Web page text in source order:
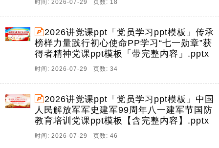
时间: 2026-07-29 页数: 18
2026讲党课ppt「党员学习ppt模板」传承
榜样力量践行初心使命PP学习“七一勋章”获
得者精神党课ppt模板「带完整内容」.pptx
时间: 2026-07-29 页数: 34
2026讲党课ppt「党员学习ppt模板」中国
人民解放军军史建军99周年八一建军节国防
教育培训党课ppt模板【含完整内容】.pptx
时间: 2026-07-29 页数: 46